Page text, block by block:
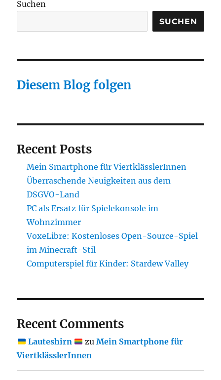
Suchen
SUCHEN
Diesem Blog folgen
Recent Posts
Mein Smartphone für ViertklässlerInnen
Überraschende Neuigkeiten aus dem
DSGVO-Land
PC als Ersatz für Spielekonsole im
Wohnzimmer
VoxeLibre: Kostenloses Open-Source-Spiel
im Minecraft-Stil
Computerspiel für Kinder: Stardew Valley
Recent Comments
Lauteshirn zu Mein Smartphone für
ViertklässlerInnen